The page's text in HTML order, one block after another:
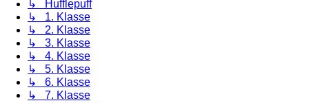
↳ Hufflepuff
↳ 1. Klasse
↳ 2. Klasse
↳ 3. Klasse
↳ 4. Klasse
↳ 5. Klasse
↳ 6. Klasse
↳ 7. Klasse